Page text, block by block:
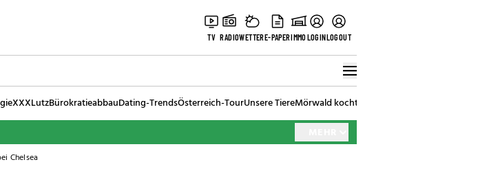
TV RADIOWETTERE-PAPERIMMOLOGINLOGOUT
XXXLutzBürokratieabbauDating-TrendsÖsterreich-TourUnsere TiereMörwald kocht
Chelsea